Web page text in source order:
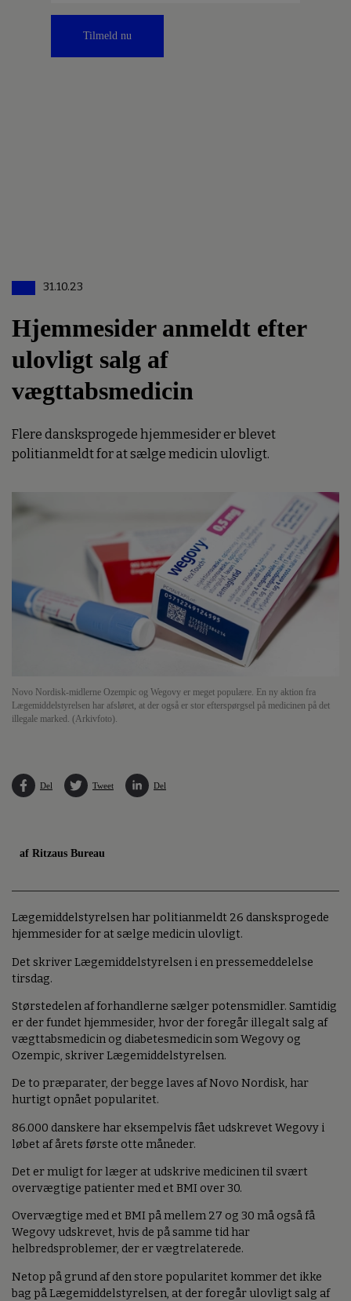
Tilmeld nu
31.10.23
Hjemmesider anmeldt efter
ulovligt salg af
vægttabsmedicin
Flere dansksprogede hjemmesider er blevet
politianmeldt for at sælge medicin ulovligt.
Novo Nordisk-midlerne Ozempic og Wegovy er meget populære. En ny aktion fra
Lægemiddelstyrelsen har afsløret, at der også er stor efterspørgsel på medicinen på det
illegale marked. (Arkivfoto).
Del Tweet Del
af Ritzaus Bureau
Lægemiddelstyrelsen har politianmeldt 26 dansksprogede
hjemmesider for at sælge medicin ulovligt.
Det skriver Lægemiddelstyrelsen i en pressemeddelelse
tirsdag.
Størstedelen af forhandlerne sælger potensmidler. Samtidig
er der fundet hjemmesider, hvor der foregår illegalt salg af
vægttabsmedicin og diabetesmedicin som Wegovy og
Ozempic, skriver Lægemiddelstyrelsen.
De to præparater, der begge laves af Novo Nordisk, har
hurtigt opnået popularitet.
86.000 danskere har eksempelvis fået udskrevet Wegovy i
løbet af årets første otte måneder.
Det er muligt for læger at udskrive medicinen til svært
overvægtige patienter med et BMI over 30.
Overvægtige med et BMI på mellem 27 og 30 må også få
Wegovy udskrevet, hvis de på samme tid har
helbredsproblemer, der er vægtrelaterede.
Netop på grund af den store popularitet kommer det ikke
bag på Lægemiddelstyrelsen, at der foregår ulovligt salg af